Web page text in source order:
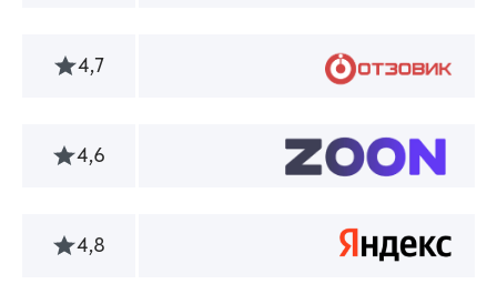
4,7
4,6
4,8